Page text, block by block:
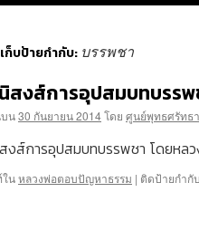
ก็บป้ายกำกับ: บรรพชา
สงส์การอุปสมบทบรรพ
บน30 กันยายน 2014โดย ศูนย์พุทธศรัทธา
งส์การอุปสมบทบรรพชา โดยหล
นหลวงพ่อตอบปัญหาธรรม | ติดป้ายกำกับ